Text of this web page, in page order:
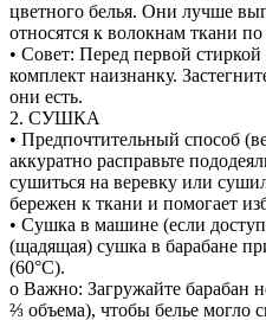
цветного белья. Они лучше
относятся к волокнам ткани
• Совет: Перед первой
комплект наизнанку.
они есть.
2. СУШКА
• Предпочтительный способ
аккуратно расправьте
сушиться на веревку или
бережен к ткани и помогает
• Сушка в машине (если
(щадящая) сушка в барабане
(60°C).
o Важно: Загружайте барабан
⅔ объема), чтобы белье могло